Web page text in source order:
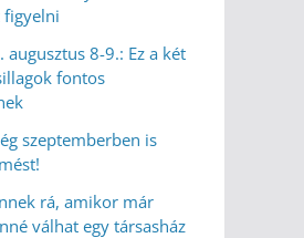
8-9.: Ez a két
fontos
szeptemberben is
rá, amikor már
válhat egy társasház